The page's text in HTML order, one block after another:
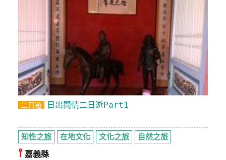
二日遊 日出閒情二日遊Part1
知性之旅 在地文化 文化之旅 自然之旅
⫯ 嘉義縣